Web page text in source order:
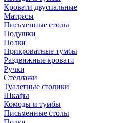
Кровати двуспальные
Матрасы
Письменные столы
Подушки
Полки
Прикроватные тумбы
Раздвижные кровати
Ручки
Стеллажи
Туалетные столики
Шкафы
Комоды и тумбы
Письменные столы